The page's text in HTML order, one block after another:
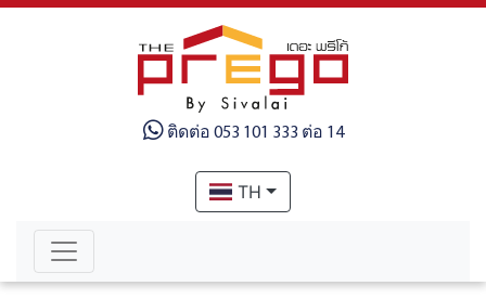
ติดต่อ 053 101 333 ต่อ 14
TH